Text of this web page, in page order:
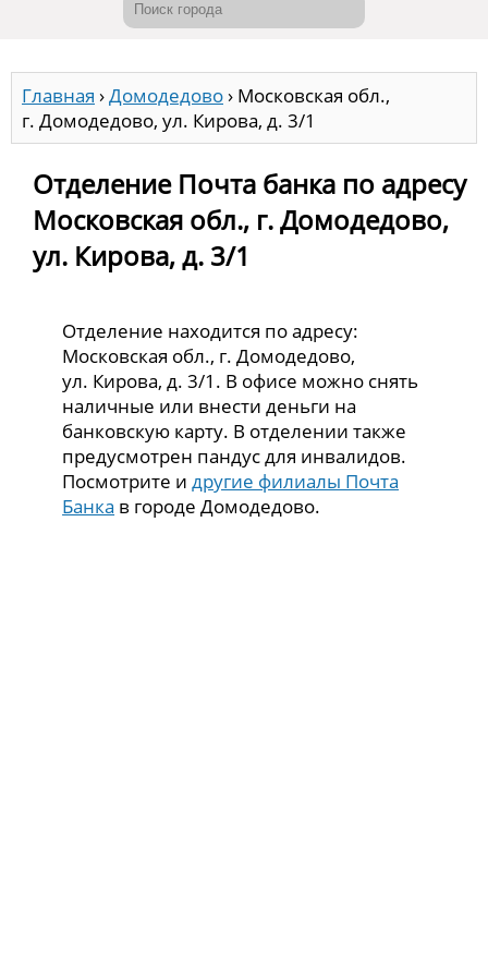
Главная ›Домодедово› Московская обл.,
г. Домодедово, ул. Кирова, д. 3/1
Отделение Почта банка по адресу
Московская обл., г. Домодедово,
ул. Кирова, д. 3/1
Отделение находится по адресу:
Московская обл., г. Домодедово,
ул. Кирова, д. 3/1. В офисе можно снять
наличные или внести деньги на
банковскую карту. В отделении также
предусмотрен пандус для инвалидов.
Посмотрите идругие филиалы Почта
Банка в городе Домодедово.